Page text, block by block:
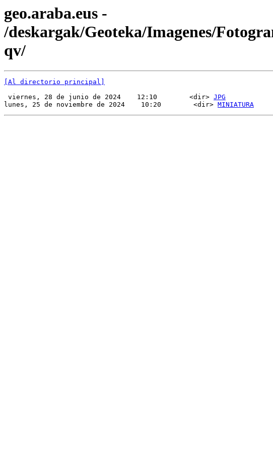
geo.araba.eus -
/deskargak/Geoteka/Imagenes/
qv/
[Al directorio principal]
viernes, 28 de junio de 2024    12:10        <dir> JPG
lunes, 25 de noviembre de 2024    10:20        <dir> MINIATURA